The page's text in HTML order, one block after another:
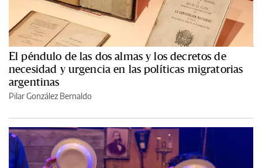
El péndulo de las dos almas y los decretos de
necesidad y urgencia en las políticas migratorias
argentinas
Pilar González Bernaldo